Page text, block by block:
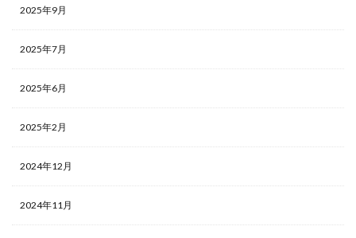
2025年9月
2025年7月
2025年6月
2025年2月
2024年12月
2024年11月